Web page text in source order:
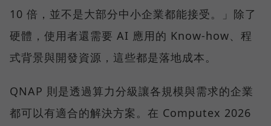
10 倍，並不是大部分中小企業都能接受。」除了
硬體，使用者還需要 AI 應用的 Know-how、程
式背景與開發資源，這些都是落地成本。
QNAP 則是透過算力分級讓各規模與需求的企業
都可以有適合的解決方案。在 Computex 2026